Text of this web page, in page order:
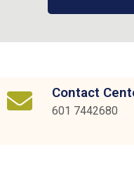
Contact
601 7442680